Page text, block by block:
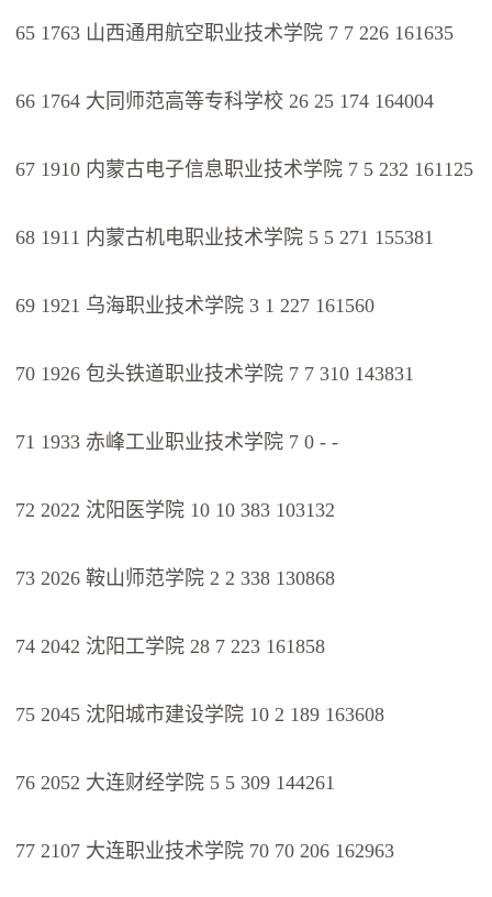
65 1763 山西通用航空职业技术学院 7 7 226 161635
66 1764 大同师范高等专科学校 26 25 174 164004
67 1910 内蒙古电子信息职业技术学院 7 5 232 161125
68 1911 内蒙古机电职业技术学院 5 5 271 155381
69 1921 乌海职业技术学院 3 1 227 161560
70 1926 包头铁道职业技术学院 7 7 310 143831
71 1933 赤峰工业职业技术学院 7 0 - -
72 2022 沈阳医学院 10 10 383 103132
73 2026 鞍山师范学院 2 2 338 130868
74 2042 沈阳工学院 28 7 223 161858
75 2045 沈阳城市建设学院 10 2 189 163608
76 2052 大连财经学院 5 5 309 144261
77 2107 大连职业技术学院 70 70 206 162963